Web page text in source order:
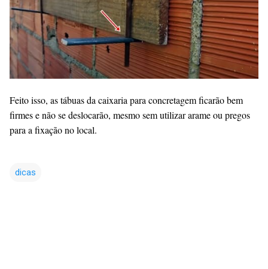
Feito isso, as tábuas da caixaria para concretagem ficarão bem
firmes e não se deslocarão, mesmo sem utilizar arame ou pregos
para a fixação no local.
dicas